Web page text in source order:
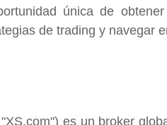
única de
de trading y navegar
es un broker